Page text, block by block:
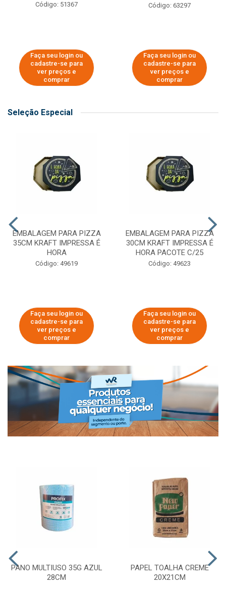
Código: 51367
Faça seu login ou
cadastre-se para
ver preços e
comprar
Código: 63297
Faça seu login ou
cadastre-se para
ver preços e
comprar
Seleção Especial
EMBALAGEM PARA PIZZA
35CM KRAFT IMPRESSA É
HORA
Código: 49619
Faça seu login ou
cadastre-se para
ver preços e
comprar
EMBALAGEM PARA PIZZA
30CM KRAFT IMPRESSA É
HORA PACOTE C/25
Código: 49623
Faça seu login ou
cadastre-se para
ver preços e
comprar
PANO MULTIUSO 35G AZUL
28CM
PAPEL TOALHA CREME
20X21CM